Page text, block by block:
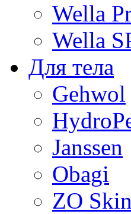
Wella
Wella
Для тела
Gehwol
Janssen
Obagi
ZO Skin